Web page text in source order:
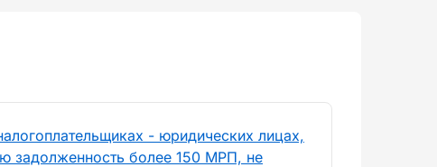
- юридических лицах,
задолженность более 150 МРП, не